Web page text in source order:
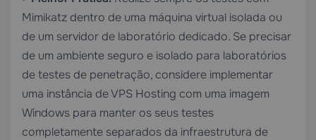
Mimikatz dentro de uma máquina virtual isolada ou
de um servidor de laboratório dedicado. Se precisar
de um ambiente seguro e isolado para laboratórios
de testes de penetração, considere implementar
uma instância deVPS Hosting com uma imagem
Windows para manter os seus testes
completamente separados da infraestrutura de